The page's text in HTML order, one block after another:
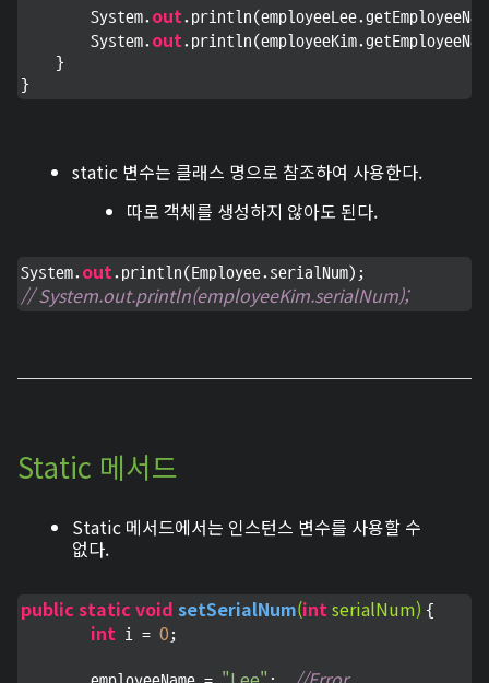
        System.
out
        System.
out
    }
}
static 변수는 클래스 명으로 참조하여 사용한다.
따로 객체를 생성하지 않아도 된다.
System. out
// System.out.println(employeeKim.serialNum);
Static 메서드
Static 메서드에서는 인스턴스 변수를 사용할 수
없다.
public static void setSerialNum(int serialNum) {
int i = 0 ;